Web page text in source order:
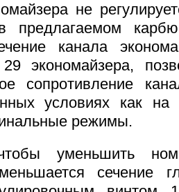
не
в предлагаемом
канала
экономайзера,
сопротивление
условиях как
режимы.
уменьшить
сечение